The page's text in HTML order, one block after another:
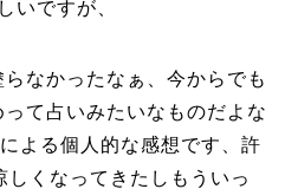
いですが、
なかったなぁ、今からでも
て占いみたいなものだよな
よる個人的な感想です、許
しくなってきたしもういっ